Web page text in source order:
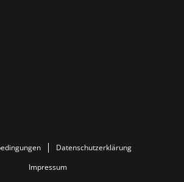
Datenschutzerklärung
Impressum